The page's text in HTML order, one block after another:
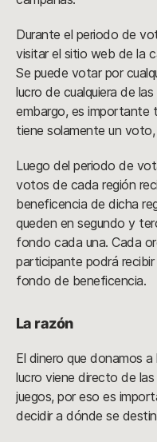
Durante el periodo de
visitar el sitio web de la
Se puede votar por
lucro de cualquiera de
embargo, es importante
tiene solamente un voto,
Luego del periodo de
votos de cada región
beneficencia de dicha
queden en segundo y
fondo cada una. Cada
participante podrá
fondo de beneficencia.
La razón
El dinero que donamos
lucro viene directo de
juegos, por eso es
decidir a dónde se